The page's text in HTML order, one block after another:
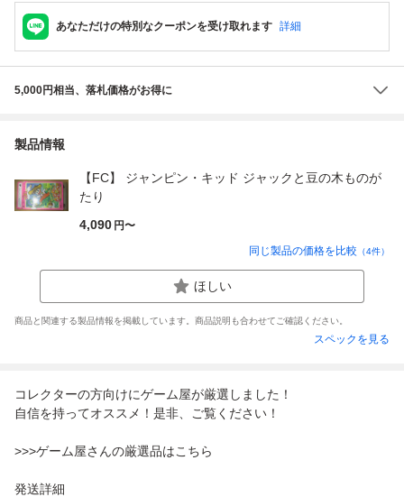
あなただけの特別なクーポンを受け取れます 詳細
5,000円相当、落札価格がお得に
製品情報
【FC】 ジャンピン・キッド ジャックと豆の木ものが
たり
4,090 円〜
同じ製品の価格を比較 （4件）
ほしい
商品と関連する製品情報を掲載しています。商品説明も合わせてご確認ください。
スペックを見る
コレクターの方向けにゲーム屋が厳選しました！
自信を持ってオススメ！是非、ご覧ください！
>>>ゲーム屋さんの厳選品はこちら
発送詳細